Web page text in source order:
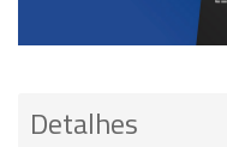
Detalhes